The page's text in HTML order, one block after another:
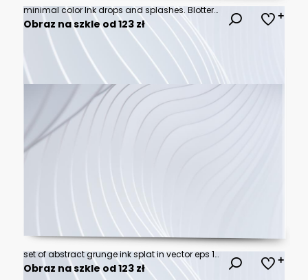
minimal color Ink drops and splashes. Blotter spots, liquid paint drip drop splash and ink splatter.
Obraz na szkle od 123 zł
set of abstract grunge ink splat in vector eps 10
Obraz na szkle od 123 zł